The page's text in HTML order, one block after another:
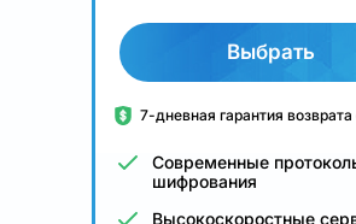
Выбрать
7-дневная гарантия
Современные
шифрования
Высокоскоростные